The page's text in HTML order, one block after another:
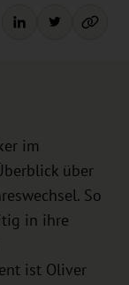
im
über
So
in ihre
ist Oliver